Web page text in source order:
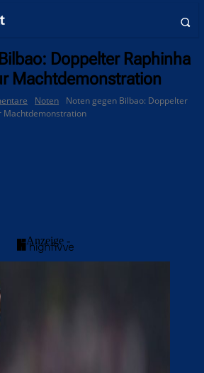
Doppelter Raphinha
Machtdemonstration
Noten
Noten gegen Bilbao: Doppelter
Machtdemonstration
- Anzeige -